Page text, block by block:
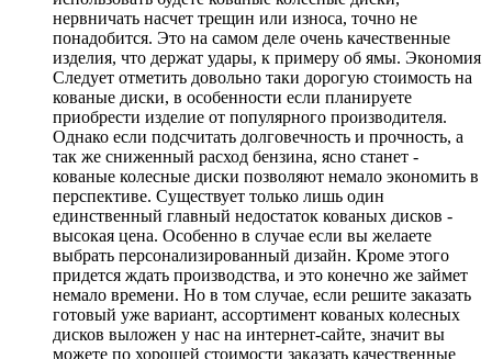
нервничать насчет трещин или износа, точно не
понадобится. Это на самом деле очень качественные
изделия, что держат удары, к примеру об ямы. Экономия
Следует отметить довольно таки дорогую стоимость на
кованые диски, в особенности если планируете
приобрести изделие от популярного производителя.
Однако если подсчитать долговечность и прочность, а
так же сниженный расход бензина, ясно станет -
кованые колесные диски позволяют немало экономить в
перспективе. Существует только лишь один
единственный главный недостаток кованых дисков -
высокая цена. Особенно в случае если вы желаете
выбрать персонализированный дизайн. Кроме этого
придется ждать производства, и это конечно же займет
немало времени. Но в том случае, если решите заказать
готовый уже вариант, ассортимент кованых колесных
дисков выложен у нас на интернет-сайте, значит вы
можете по хорошей стоимости заказать качественные